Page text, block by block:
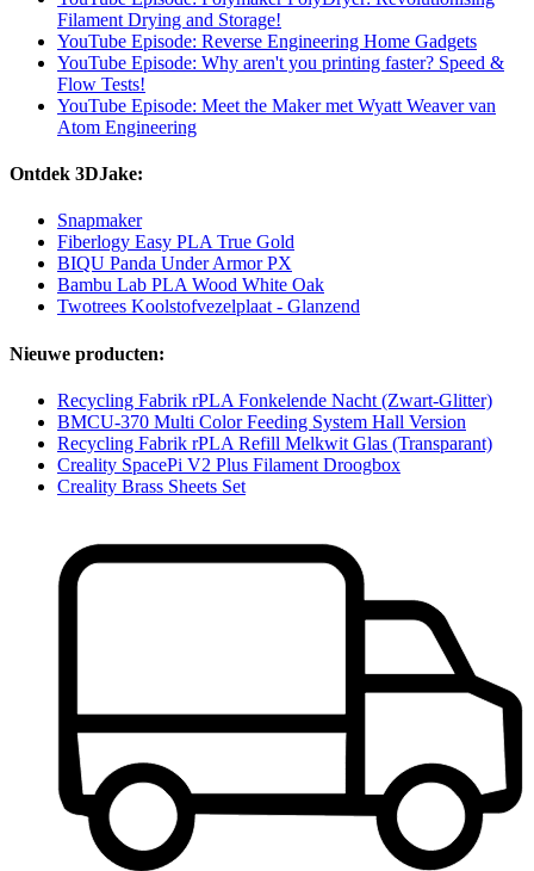
Filament Drying and Storage!
YouTube Episode: Reverse Engineering Home Gadgets
YouTube Episode: Why aren't you printing faster? Speed &
Flow Tests!
YouTube Episode: Meet the Maker met Wyatt Weaver van
Atom Engineering
Ontdek 3DJake:
Snapmaker
Fiberlogy Easy PLA True Gold
BIQU Panda Under Armor PX
Bambu Lab PLA Wood White Oak
Twotrees Koolstofvezelplaat - Glanzend
Nieuwe producten:
Recycling Fabrik rPLA Fonkelende Nacht (Zwart-Glitter)
BMCU-370 Multi Color Feeding System Hall Version
Recycling Fabrik rPLA Refill Melkwit Glas (Transparant)
Creality SpacePi V2 Plus Filament Droogbox
Creality Brass Sheets Set